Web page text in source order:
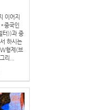
이어지
중국인
터))과 중
하시는
형제(브
리...